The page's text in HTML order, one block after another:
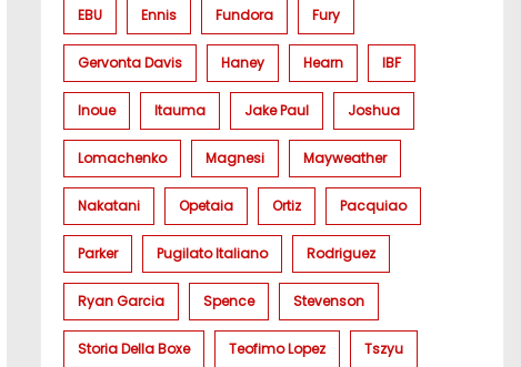
EBU Ennis Fundora Fury
Gervonta Davis Haney Hearn IBF
Inoue Itauma Jake Paul Joshua
Lomachenko Magnesi Mayweather
Nakatani Opetaia Ortiz Pacquiao
Parker Pugilato Italiano Rodriguez
Ryan Garcia Spence Stevenson
Storia Della Boxe Teofimo Lopez Tszyu